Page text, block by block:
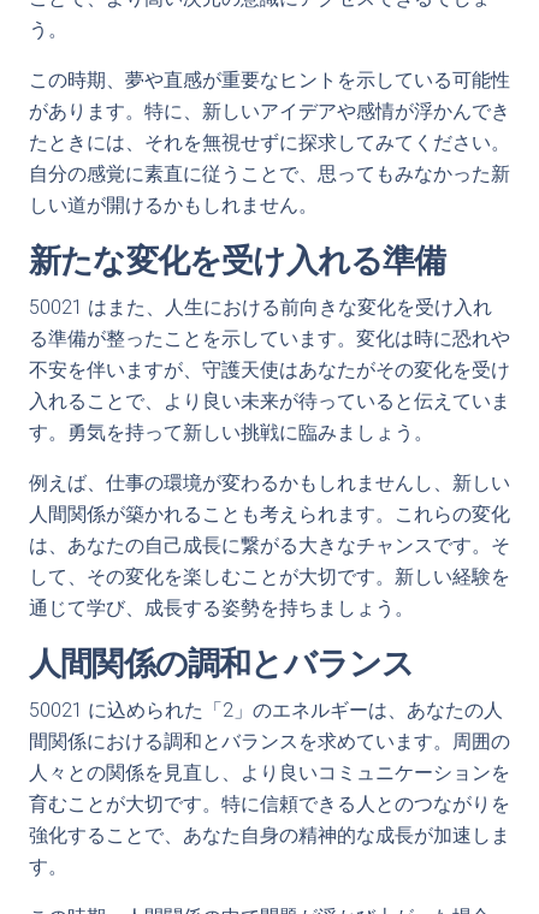
う。
この時期、夢や直感が重要なヒントを示している可能性
があります。特に、新しいアイデアや感情が浮かんでき
たときには、それを無視せずに探求してみてください。
自分の感覚に素直に従うことで、思ってもみなかった新
しい道が開けるかもしれません。
新たな変化を受け入れる準備
50021 はまた、人生における前向きな変化を受け入れ
る準備が整ったことを示しています。変化は時に恐れや
不安を伴いますが、守護天使はあなたがその変化を受け
入れることで、より良い未来が待っていると伝えていま
す。勇気を持って新しい挑戦に臨みましょう。
例えば、仕事の環境が変わるかもしれませんし、新しい
人間関係が築かれることも考えられます。これらの変化
は、あなたの自己成長に繋がる大きなチャンスです。そ
して、その変化を楽しむことが大切です。新しい経験を
通じて学び、成長する姿勢を持ちましょう。
人間関係の調和とバランス
50021 に込められた「2」のエネルギーは、あなたの人
間関係における調和とバランスを求めています。周囲の
人々との関係を見直し、より良いコミュニケーションを
育むことが大切です。特に信頼できる人とのつながりを
強化することで、あなた自身の精神的な成長が加速しま
す。